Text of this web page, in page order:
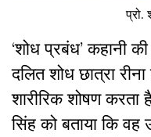
प्रो.
‘शोध प्रबंध’ कहानी
दलित शोध छात्रा
शारीरिक शोषण
सिंह को बताया कि